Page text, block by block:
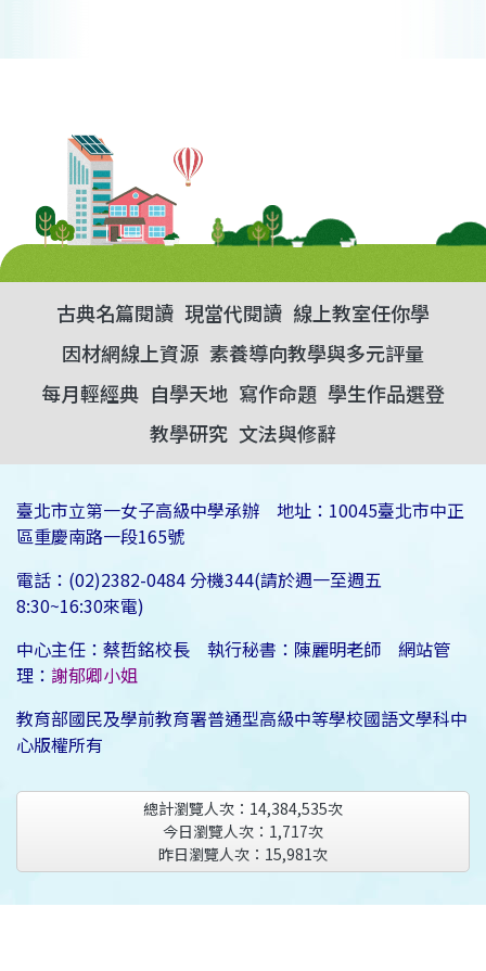
古典名篇閱讀 現當代閱讀 線上教室任你學
因材網線上資源 素養導向教學與多元評量
每月輕經典 自學天地 寫作命題 學生作品選登
教學研究 文法與修辭
臺北市立第一女子高級中學承辦 地址：10045臺北市中正
區重慶南路一段165號
電話：(02)2382-0484 分機344(請於週一至週五
8:30~16:30來電)
中心主任：蔡哲銘校長 執行秘書：陳麗明老師 網站管
理： 謝郁卿小姐
教育部國民及學前教育署普通型高級中等學校國語文學科中
心版權所有
總計瀏覽人次： 14,384,535次
今日瀏覽人次： 1,717次
昨日瀏覽人次： 15,981次